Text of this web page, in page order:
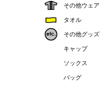
その他ウェア
タオル
その他グッズ
キャップ
ソックス
バッグ